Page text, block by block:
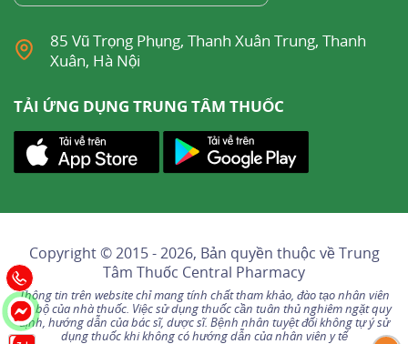
85 Vũ Trọng Phụng, Thanh Xuân Trung, Thanh
Xuân, Hà Nội
TẢI ỨNG DỤNG TRUNG TÂM THUỐC
Copyright © 2015 - 2026, Bản quyền thuộc vềTrung
Tâm Thuốc Central Pharmacy
Thông tin trên website chỉ mang tính chất tham khảo, đào tạo nhân viên
nội bộ của nhà thuốc. Việc sử dụng thuốc cần tuân thủ nghiêm ngặt quy
định, hướng dẫn của bác sĩ, dược sĩ. Bệnh nhân tuyệt đối không tự ý sử
dụng thuốc khi không có hướng dẫn của nhân viên y tế